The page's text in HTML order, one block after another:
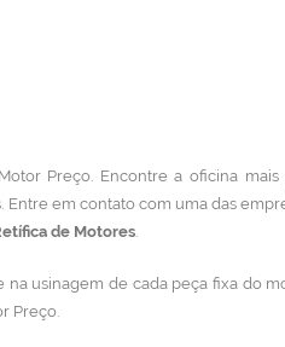
Preço. Encontre a oficina
Entre em contato com uma das
de Motores.
usinagem de cada peça fixa do
Preço.